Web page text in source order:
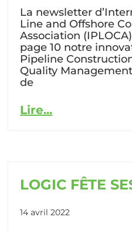
La newsletter
Line and Offshore
Association
page 10 notre
Pipeline
Quality
de
Lire...
LOGIC FÊTE
14 avril 2022